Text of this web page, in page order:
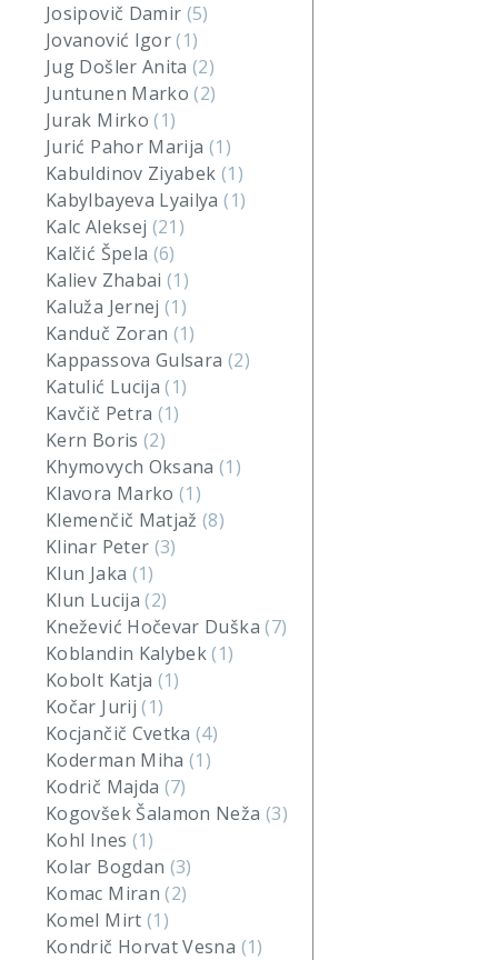
Josipovič Damir (5)
Jovanović Igor(1)
Jug Došler Anita(2)
Juntunen Marko(2)
Jurak Mirko(1)
Jurić Pahor Marija (1)
Kabuldinov Ziyabek (1)
Kabylbayeva Lyailya(1)
Kalc Aleksej (21)
Kalčić Špela (6)
Kaliev Zhabai(1)
Kaluža Jernej(1)
Kanduč Zoran (1)
Kappassova Gulsara (2)
Katulić Lucija(1)
Kavčič Petra (1)
Kern Boris (2)
Khymovych Oksana(1)
Klavora Marko(1)
Klemenčič Matjaž(8)
Klinar Peter (3)
Klun Jaka (1)
Klun Lucija(2)
Knežević Hočevar Duška(7)
Koblandin Kalybek(1)
Kobolt Katja (1)
Kočar Jurij(1)
Kocjančič Cvetka(4)
Koderman Miha(1)
Kodrič Majda (7)
Kogovšek Šalamon Neža (3)
Kohl Ines (1)
Kolar Bogdan (3)
Komac Miran(2)
Komel Mirt (1)
Kondrič Horvat Vesna (1)